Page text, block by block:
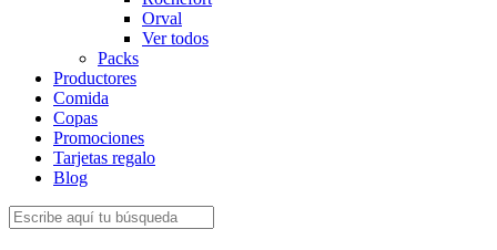
Orval
Ver todos
Packs
Productores
Comida
Copas
Promociones
Tarjetas regalo
Blog